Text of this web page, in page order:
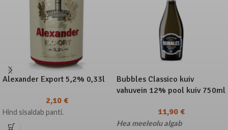
Alexander Export 5,2% 0,33l
2,10 €
Hind sisaldab panti.
Bubbles Classico kuiv
vahuvein 12% pool kuiv 750ml
11,90 €
Hea meeleolu algab